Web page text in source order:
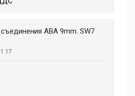
tempor sollicitudin orci, eget
Nullam neque justo, sodales
a augue. Donec tempor sapien et
accumsan ligula.
ABA 9mm. SW7
17